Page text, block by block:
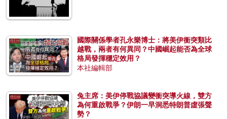
國際關係學者孔永樂博士：將美伊衝突類比
越戰，兩者有何異同？中國崛起能否為全球
格局發揮穩定效用？
本社編輯部
兔主席：美伊停戰協議變衝突導火線，雙方
為何重啟戰爭？伊朗一早洞悉特朗普虛張聲
勢？